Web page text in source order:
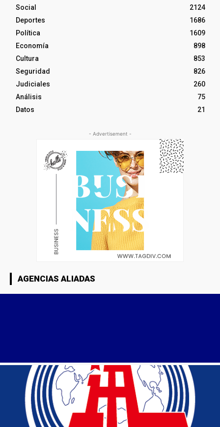
Social
2124
Deportes
1686
Política
1609
Economía
898
Cultura
853
Seguridad
826
Judiciales
260
Análisis
75
Datos
21
- Advertisement -
AGENCIAS ALIADAS